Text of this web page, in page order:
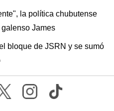
la política chubutense
James
bloque de JSRN y se sumó